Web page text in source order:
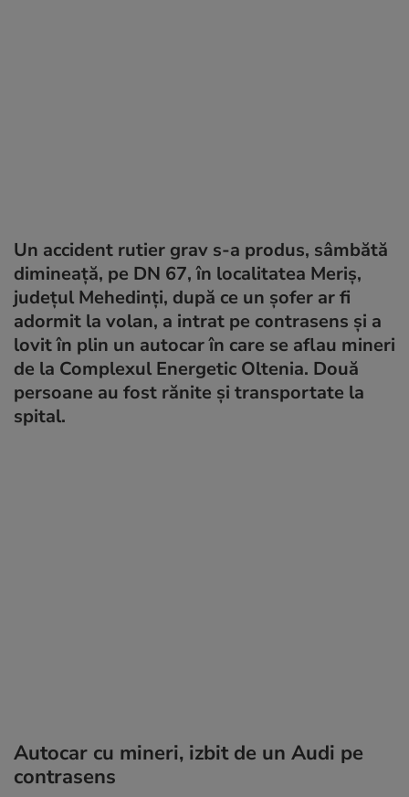
Un accident rutier grav s-a produs, sâmbătă
dimineață, pe DN 67, în localitatea Meriș,
județul Mehedinți, după ce un șofer ar fi
adormit la volan, a intrat pe contrasens și a
lovit în plin un autocar în care se aflau mineri
de la Complexul Energetic Oltenia. Două
persoane au fost rănite și transportate la
spital.
Autocar cu mineri, izbit de un Audi pe
contrasens